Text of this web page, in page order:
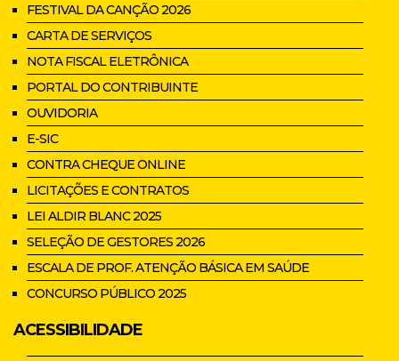
FESTIVAL DA CANÇÃO 2026
CARTA DE SERVIÇOS
NOTA FISCAL ELETRÔNICA
PORTAL DO CONTRIBUINTE
OUVIDORIA
E-SIC
CONTRA CHEQUE ONLINE
LICITAÇÕES E CONTRATOS
LEI ALDIR BLANC 2025
SELEÇÃO DE GESTORES 2026
ESCALA DE PROF. ATENÇÃO BÁSICA EM SAÚDE
CONCURSO PÚBLICO 2025
ACESSIBILIDADE